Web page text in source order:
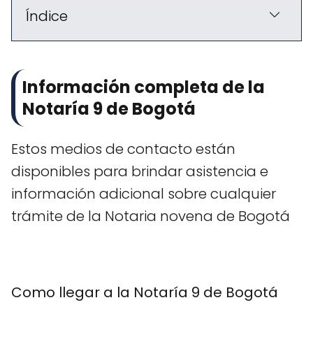
Índice
Información completa de la
Notaría 9 de Bogotá
Estos medios de contacto están
disponibles para brindar asistencia e
información adicional sobre cualquier
trámite de la Notaria novena de Bogotá
Como llegar a la Notaría 9 de Bogotá